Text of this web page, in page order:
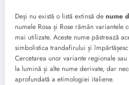
Deși nu există o listă extinsă de nume
numele Rosa și Rose rămân variantele
mai utilizate. Aceste nume păstrează
simbolistica trandafirului și
Cercetarea unor variante regionale
la lumină și alte nume derivate, dar
aprofundată a etimologiei italiene.